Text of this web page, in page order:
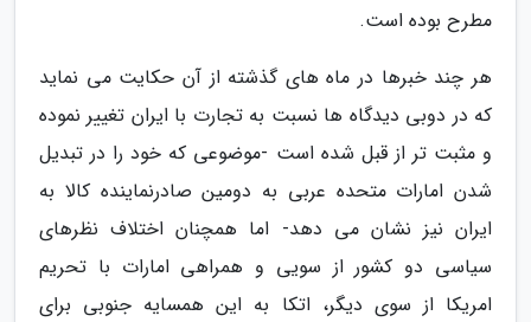
مطرح بوده است.
هر چند خبرها در ماه های گذشته از آن حکایت می نماید
که در دوبی دیدگاه ها نسبت به تجارت با ایران تغییر نموده
و مثبت تر از قبل شده است -موضوعی که خود را در تبدیل
شدن امارات متحده عربی به دومین صادرنماینده کالا به
ایران نیز نشان می دهد- اما همچنان اختلاف نظرهای
سیاسی دو کشور از سویی و همراهی امارات با تحریم
امریکا از سوی دیگر، اتکا به این همسایه جنوبی برای